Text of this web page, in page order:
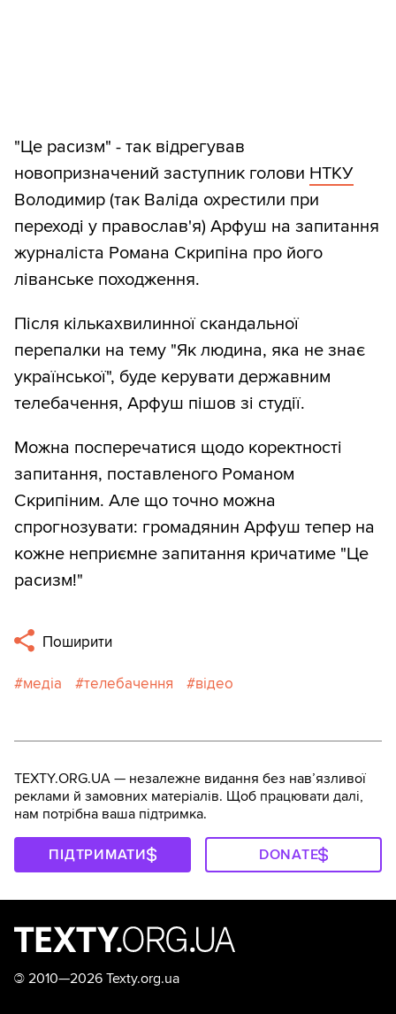
"Це расизм" - так відрегував
новопризначений заступник голови НТКУ
Володимир (так Валіда охрестили при
переході у православ'я) Арфуш на запитання
журналіста Романа Скрипіна про його
ліванське походження.
Після кількахвилинної скандальної
перепалки на тему "Як людина, яка не знає
української", буде керувати державним
телебачення, Арфуш пішов зі студії.
Можна посперечатися щодо коректності
запитання, поставленого Романом
Скрипіним. Але що точно можна
спрогнозувати: громадянин Арфуш тепер на
кожне неприємне запитання кричатиме "Це
расизм!"
Поширити
медіа телебачення відео
TEXTY.ORG.UA — незалежне видання без навʼязливої
реклами й замовних матеріалів. Щоб працювати далі,
нам потрібна ваша підтримка.
ПІДТРИМАТИ DONATE
© 2010—2026 Texty.org.ua